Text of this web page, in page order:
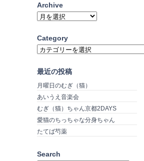
Archive
Archive
Category
Category
最近の投稿
月曜日のむぎ（猫）
あいうえ音楽会
むぎ（猫）ちゃん京都2DAYS
愛猫のちっちゃな分身ちゃん
たてば芍薬
Search